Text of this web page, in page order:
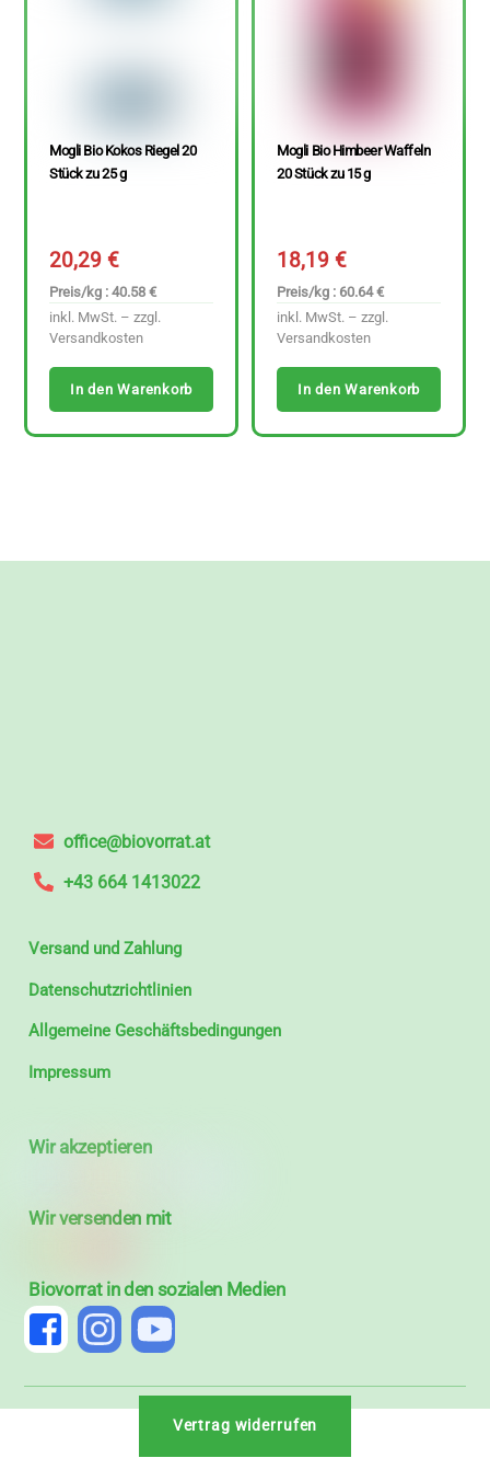
Mogli Bio Kokos Riegel 20
Stück zu 25 g
20,29€
Preis/kg : 40.58 €
inkl. MwSt. – zzgl.
Versandkosten
In den Warenkorb
Mogli Bio Himbeer Waffeln
20 Stück zu 15 g
18,19€
Preis/kg : 60.64 €
inkl. MwSt. – zzgl.
Versandkosten
In den Warenkorb
office@biovorrat.at
+43 664 1413022
Versand und Zahlung
Datenschutzrichtlinien
Allgemeine Geschäftsbedingungen
Impressum
Wir akzeptieren
Wir versenden mit
Biovorrat in den sozialen Medien
Vertrag widerrufen